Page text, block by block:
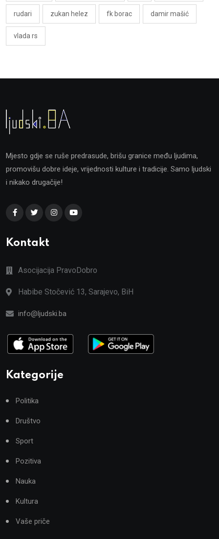
rudari zukan helez fk borac damir mašić
vlada rs
Mjesto gdje se ruše predrasude, brišu granice među ljudima,
promovišu dobre ideje, vrijednosti kulture i tradicije. Samo ljudski
i nikako drugačije!
Kontakt
Asocijacija PravoDobro
Habibe Stočević 13, Sarajevo, BiH
info@ljudski.ba
Kategorije
Politika
Društvo
Sport
Pozitiva
Nauka
Kultura
Vaše priče